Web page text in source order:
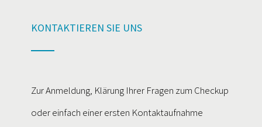
KONTAKTIEREN SIE UNS
Zur Anmeldung, Klärung Ihrer Fragen zum Checkup
oder einfach einer ersten Kontaktaufnahme